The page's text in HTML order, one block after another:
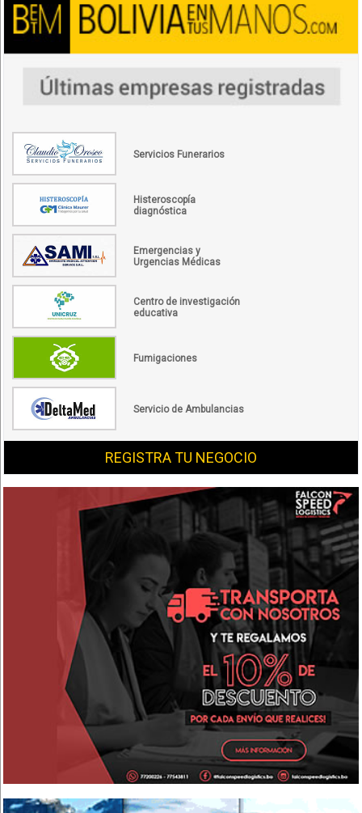
Servicios Funerarios
Histeroscopía
diagnóstica
Emergencias y
Urgencias Médicas
Centro de investigación
educativa
Fumigaciones
Servicio de Ambulancias
REGISTRA TU NEGOCIO